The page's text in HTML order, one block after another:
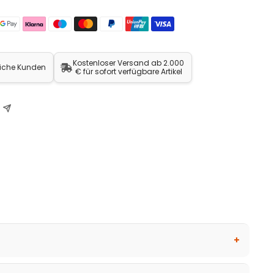
Kunden
Kostenloser Versand ab 2.000
€ für sofort verfügbare Artikel